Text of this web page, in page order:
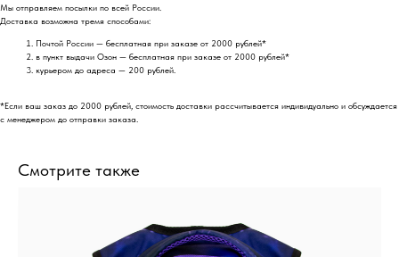
Мы отправляем посылки по всей России.
Доставка возможна тремя способами:
Почтой России — бесплатная при заказе от 2000 рублей*
в пункт выдачи Озон — бесплатная при заказе от 2000 рублей*
курьером до адреса — 200 рублей.
*Если ваш заказ до 2000 рублей, стоимость доставки рассчитывается индивидуально и обсуждается
с менеджером до отправки заказа.
Смотрите также